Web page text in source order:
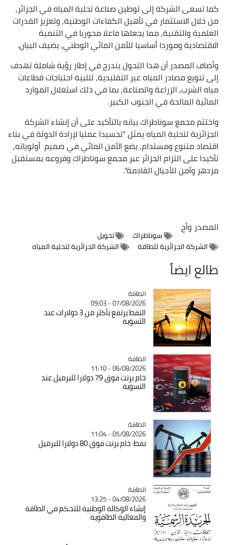
كما تسعى الشركة إلى توطين صناعة تحلية المياه في الجزائر,
من خلال الاستثمار في تأهيل الكفاءات الوطنية, وتعزيز القدرات
العلمية والتقنية, مما يجعلها فاعلا محوريا في التنمية
الاقتصادية وموردا أساسيا للأمن المائي الوطني, يضيف البيان.
وأضاف المصدر أن هذا التحول يندرج في إطار رؤية شاملة تهدف
إلى تنويع مصادر المياه غير التقليدية, لتلبية احتياجات قطاعات
مياه الشرب, الزراعة والصناعة, بما في ذلك استغلال الموارد
المائية المالحة في الجنوب الكبير.
واختتم مجمع سوناطراك بيانه بالتأكيد على أن إنشاء الشركة
الجزائرية لتحلية المياه يمثل "تجسيدا عمليا لإرادة الدولة في بناء
اقتصاد متنوع ومستدام, يضع الأمن المائي في صميم أولوياته,
تأكيدا على التزام الجزائر عبر مجمع سوناطراك وفروعه بمستقبل
مزدهر وآمن للأجيال القادمة".
المصدروأج
سوناطراك
تحويل
الشركة الجزائرية للطاقة
الشركة الجزائرية لتحلية المياه
طالع ايضاً
Catégorie
الطاقة
07/08/2026 - 09:03
النفط يرتفع بأكثر من 3 دولارات عند
التسوية
Catégorie
الطاقة
06/08/2026 - 11:10
خام برنت فوق 79 دولارا للبرميل عند
التسوية
Catégorie
الطاقة
05/08/2026 - 11:04
نفط: خام برنت فوق 80 دولارا للبرميل
Catégorie
الطاقة
04/08/2026 - 13:25
إنشاء الوكالة الوطنية للتحكم في الطاقة
والفعالية الطاقوية